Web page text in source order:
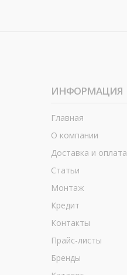
ИНФОРМАЦИЯ
Главная
О компании
Доставка и оплата
Статьи
Монтаж
Кредит
Контакты
Прайс-листы
Бренды